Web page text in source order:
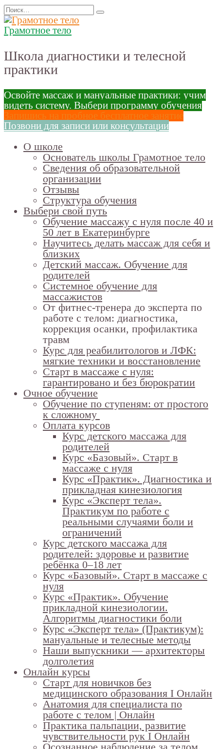
Перейти
к
содержанию
Search
for:
Грамотное тело
Школа диагностики и телесной
практики
Освойте массаж и мануальные практики: учим
видеть систему. Выбери программу обучения
Запишись на пробное бесплатное занятие
Позвони для записи или консультации
О школе
Основатель школы Грамотное тело
Сведения об образовательной
организации
Отзывы
Структура обучения
Выбери свой путь
Обучение массажу с нуля после 40 и
50 лет в Екатеринбурге
Научитесь делать массаж для себя и
близких
Детский массаж. Обучение для
родителей
Системное обучение для
массажистов
От фитнес-тренера до эксперта по
работе с телом: диагностика,
коррекция осанки, профилактика
травм
Курс для реабилитологов и ЛФК:
мягкие техники и восстановление
Старт в массаже с нуля:
гарантировано и без бюрократии
Очное обучение
Обучение по ступеням: от простого
к сложному
Оплата курсов
Курс детского массажа для
родителей
Курс «Базовый». Старт в
массаже с нуля
Курс «Практик». Диагностика и
прикладная кинезиология
Курс «Эксперт тела».
Практикум по работе с
реальными случаями боли и
ограничений
Курс детского массажа для
родителей: здоровье и развитие
ребёнка 0–18 лет
Курс «Базовый». Старт в массаже с
нуля
Курс «Практик». Обучение
прикладной кинезиологии.
Алгоритмы диагностики боли
Курс «Эксперт тела» (Практикум):
мануальные и телесные методы
Наши выпускники — архитекторы
долголетия
Онлайн курсы
Старт для новичков без
медицинского образования I Онлайн
Анатомия для специалиста по
работе с телом | Онлайн
Практика пальпации, развитие
чувствительности рук I Онлайн